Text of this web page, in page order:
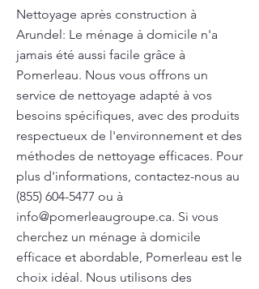
Nettoyage après construction à
Arundel: Le ménage à domicile n'a
jamais été aussi facile grâce à
Pomerleau. Nous vous offrons un
service de nettoyage adapté à vos
besoins spécifiques, avec des produits
respectueux de l'environnement et des
méthodes de nettoyage efficaces. Pour
plus d'informations, contactez-nous au
(855) 604-5477 ou à
info@pomerleaugroupe.ca. Si vous
cherchez un ménage à domicile
efficace et abordable, Pomerleau est le
choix idéal. Nous utilisons des